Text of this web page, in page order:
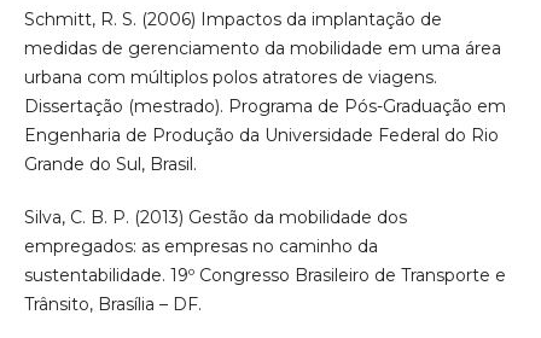
Schmitt, R. S. (2006) Impactos da implantação de
medidas de gerenciamento da mobilidade em uma área
urbana com múltiplos polos atratores de viagens.
Dissertação (mestrado). Programa de Pós-Graduação em
Engenharia de Produção da Universidade Federal do Rio
Grande do Sul, Brasil.
Silva, C. B. P. (2013) Gestão da mobilidade dos
empregados: as empresas no caminho da
sustentabilidade. 19º Congresso Brasileiro de Transporte e
Trânsito, Brasília – DF.